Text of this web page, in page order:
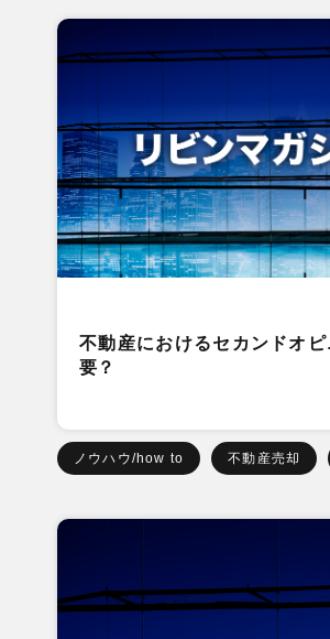
不動産におけるセカンドオ
要？
ノウハウ/how to 不動産売却